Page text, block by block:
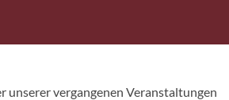
unserer vergangenen Veranstaltungen